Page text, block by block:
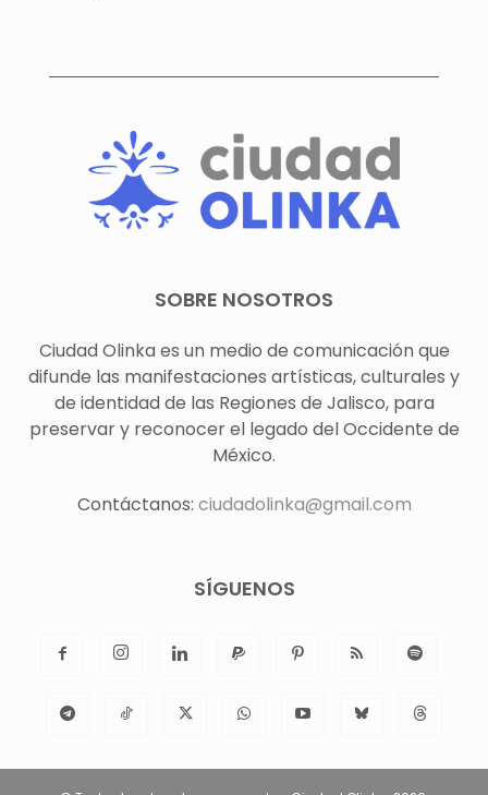
SOBRE NOSOTROS
Ciudad Olinka es un medio de comunicación que
difunde las manifestaciones artísticas, culturales y
de identidad de las Regiones de Jalisco, para
preservar y reconocer el legado del Occidente de
México.
Contáctanos: ciudadolinka@gmail.com
SÍGUENOS